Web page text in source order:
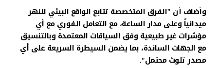
وأضاف أن "الفرق المتخصصة تتابع الواقع البيئي للنهر
ميدانياً وعلى مدار الساعة، مع التعامل الفوري مع أي
مؤشرات غير طبيعية وفق السياقات المعتمدة وبالتنسيق
مع الجهات الساندة، بما يضمن السيطرة السريعة على أي
مصدر تلوث محتمل".